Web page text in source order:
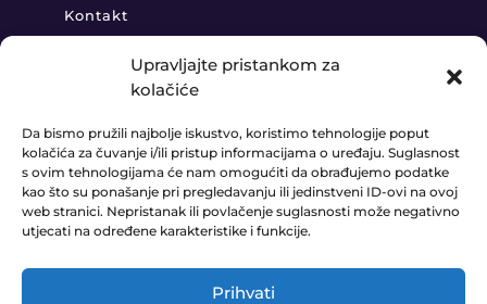
Upravljajte pristankom za
kolačiće
Da bismo pružili najbolje iskustvo, koristimo tehnologije poput
kolačića za čuvanje i/ili pristup informacijama o uređaju. Suglasnost
s ovim tehnologijama će nam omogućiti da obrađujemo podatke
kao što su ponašanje pri pregledavanju ili jedinstveni ID-ovi na ovoj
web stranici. Nepristanak ili povlačenje suglasnosti može negativno
utjecati na određene karakteristike i funkcije.
Prihvati
Kontakt
 +385 91 888 6406
 prodaja@ledaudio.hr